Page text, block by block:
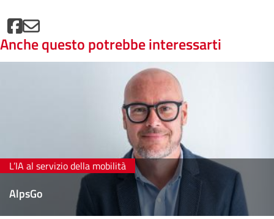
Anche questo potrebbe interessarti
L’IA al servizio della mobilità
AlpsGo